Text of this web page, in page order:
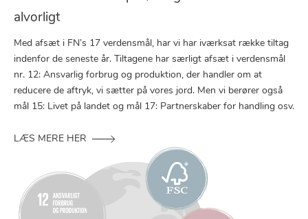
alvorligt
Med afsæt i FN’s 17 verdensmål, har vi har iværksat række tiltag
indenfor de seneste år. Tiltagene har særligt afsæt i verdensmål
nr. 12: Ansvarlig forbrug og produktion, der handler om at
reducere de aftryk, vi sætter på vores jord. Men vi berører også
mål 15: Livet på landet og mål 17: Partnerskaber for handling osv.
LÆS MERE HER